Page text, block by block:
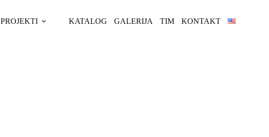
PROJEKTI KATALOG GALERIJA TIM KONTAKT